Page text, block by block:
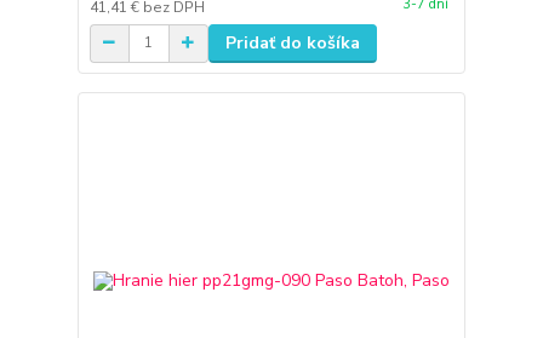
41,41 € bez DPH 3-7 dní
Pridať do košíka